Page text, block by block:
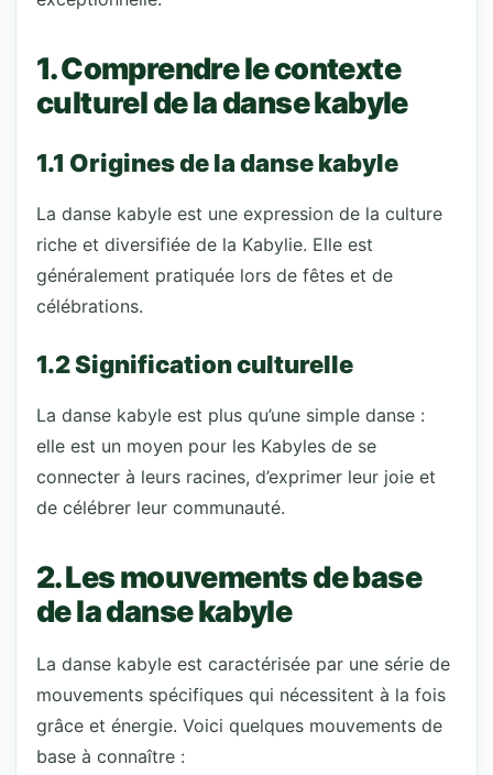
1. Comprendre le contexte
culturel de la danse kabyle
1.1 Origines de la danse kabyle
La danse kabyle est une expression de la culture
riche et diversifiée de la Kabylie. Elle est
généralement pratiquée lors de fêtes et de
célébrations.
1.2 Signification culturelle
La danse kabyle est plus qu’une simple danse :
elle est un moyen pour les Kabyles de se
connecter à leurs racines, d’exprimer leur joie et
de célébrer leur communauté.
2. Les mouvements de base
de la danse kabyle
La danse kabyle est caractérisée par une série de
mouvements spécifiques qui nécessitent à la fois
grâce et énergie. Voici quelques mouvements de
base à connaître :